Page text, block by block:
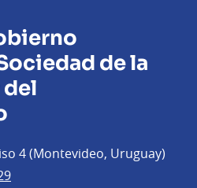
de la
4 (Montevideo, Uruguay)